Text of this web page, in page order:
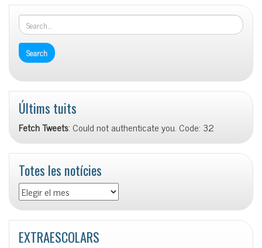
Últims tuits
Fetch Tweets: Could not authenticate you. Code: 32
Totes les notícies
Totes
les
notícies
EXTRAESCOLARS